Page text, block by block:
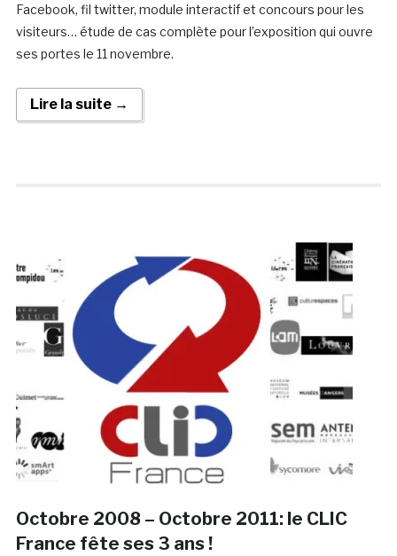
Facebook, fil twitter, module interactif et concours pour les
visiteurs… étude de cas complète pour l’exposition qui ouvre
ses portes le 11 novembre.
Lire la suite →
Octobre 2008 – Octobre 2011: le CLIC
France fête ses 3 ans !